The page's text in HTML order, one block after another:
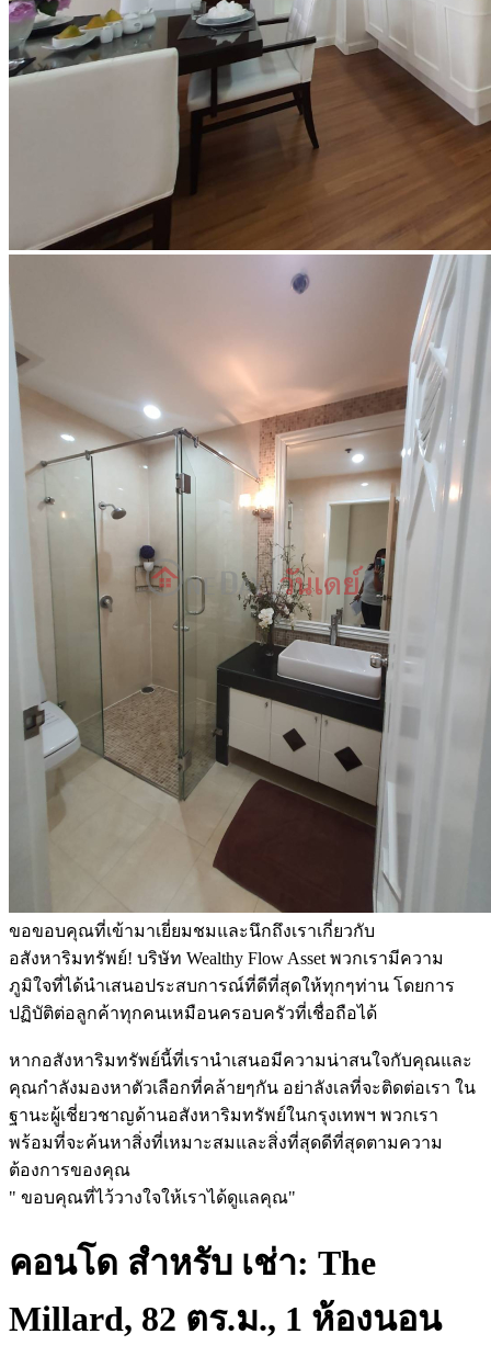
ขอขอบคุณที่เข้ามาเยี่ยมชมและนึกถึงเราเกี่ยวกับ
อสังหาริมทรัพย์! บริษัท Wealthy Flow Asset พวกเรามีความ
ภูมิใจที่ได้นำเสนอประสบการณ์ที่ดีที่สุดให้ทุกๆท่าน โดยการ
ปฏิบัติต่อลูกค้าทุกคนเหมือนครอบครัวที่เชื่อถือได้
หากอสังหาริมทรัพย์นี้ที่เรานำเสนอมีความน่าสนใจกับคุณและ
คุณกำลังมองหาตัวเลือกที่คล้ายๆกัน อย่าลังเลที่จะติดต่อเรา ใน
ฐานะผู้เชี่ยวชาญด้านอสังหาริมทรัพย์ในกรุงเทพฯ พวกเรา
พร้อมที่จะค้นหาสิ่งที่เหมาะสมและสิ่งที่สุดดีที่สุดตามความ
ต้องการของคุณ
" ขอบคุณที่ไว้วางใจให้เราได้ดูแลคุณ"
คอนโด สำหรับ เช่า: The
Millard, 82 ตร.ม., 1 ห้องนอน